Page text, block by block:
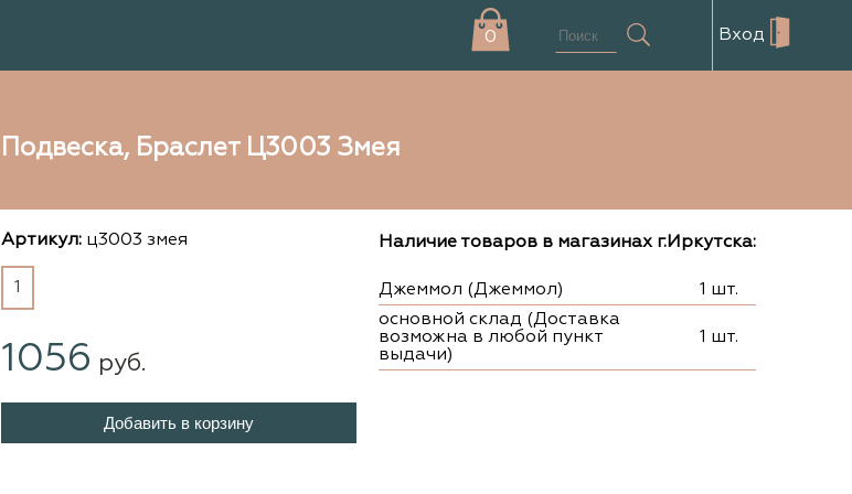
0 Вход
Подвеска, Браслет Ц3003 Змея
Артикул: ц3003 змея
1
1056 руб.
Добавить в корзину
Наличие товаров в магазинах г.Иркутска:
Джеммол (Джеммол)
1 шт.
основной склад (Доставка
возможна в любой пункт
выдачи)
1 шт.